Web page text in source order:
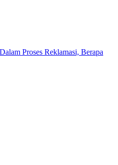
Proses Reklamasi, Berapa